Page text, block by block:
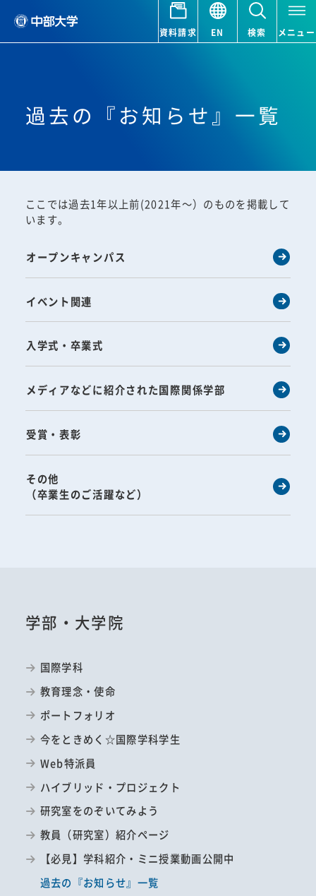
資料請求 EN 検索 メニュー
過去の『お知らせ』一覧
ここでは過去1年以上前(2021年～）のものを掲載して
います。
オープンキャンパス
イベント関連
入学式・卒業式
メディアなどに紹介された国際関係学部
受賞・表彰
その他
（卒業生のご活躍など）
学部・大学院
国際学科
教育理念・使命
ポートフォリオ
今をときめく☆国際学科学生
Web特派員
ハイブリッド・プロジェクト
研究室をのぞいてみよう
教員（研究室）紹介ページ
【必見】学科紹介・ミニ授業動画公開中
過去の『お知らせ』一覧